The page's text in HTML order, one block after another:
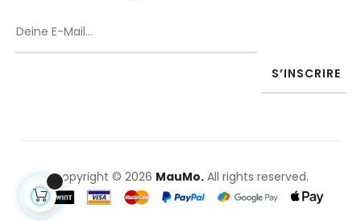
S’INSCRIRE
Copyright © 2026 MauMo.All rights reserved.